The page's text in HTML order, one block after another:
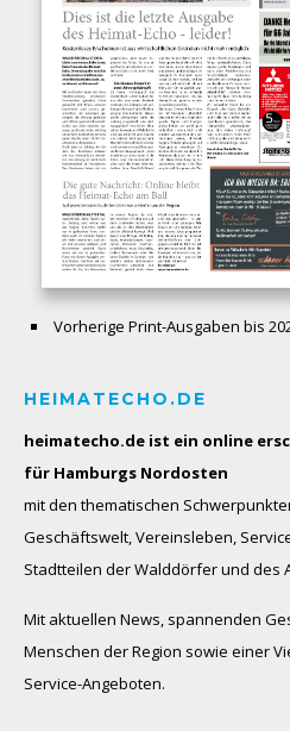
Vorherige Print-Ausgaben bis
HEIMATECHO.DE
heimatecho.de ist ein online
für Hamburgs Nordosten
mit den thematischen
Geschäftswelt, Vereinsleben,
Stadtteilen der Walddörfer und des
Mit aktuellen News, spannenden
Menschen der Region sowie einer
Service-Angeboten.